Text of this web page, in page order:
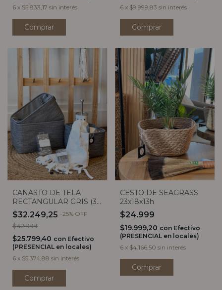
6 x $5.833,17 sin interés
Comprar
6 x $9.999,83 sin interés
Comprar
CANASTO DE TELA
RECTANGULAR GRIS (3
tamaños)
$32.249,25 -25% OFF
$42.999
$25.799,40 con Efectivo
(PRESENCIAL en locales)
6 x $5.374,88 sin interés
Comprar
CESTO DE SEAGRASS
23x18x13h
$24.999
$19.999,20 con Efectivo
(PRESENCIAL en locales)
6 x $4.166,50 sin interés